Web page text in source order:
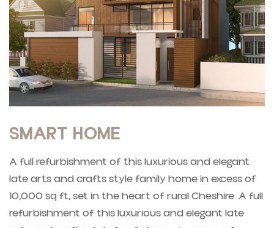
SMART HOME
A full refurbishment of this luxurious and elegant
late arts and crafts style family home in excess of
10,000 sq ft, set in the heart of rural Cheshire. A full
refurbishment of this luxurious and elegant late